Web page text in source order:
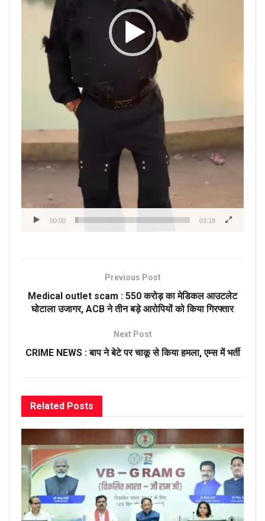
00:00 03:18
Previous Post
Medical outlet scam : 550 करोड़ का मेडिकल आउटलेट
घोटाला उजागर, ACB ने तीन बड़े आरोपियों को किया गिरफ्तार
Next Post
CRIME NEWS : बाप ने बेटे पर चाकू से किया हमला, एम्स में भर्ती
Related Posts